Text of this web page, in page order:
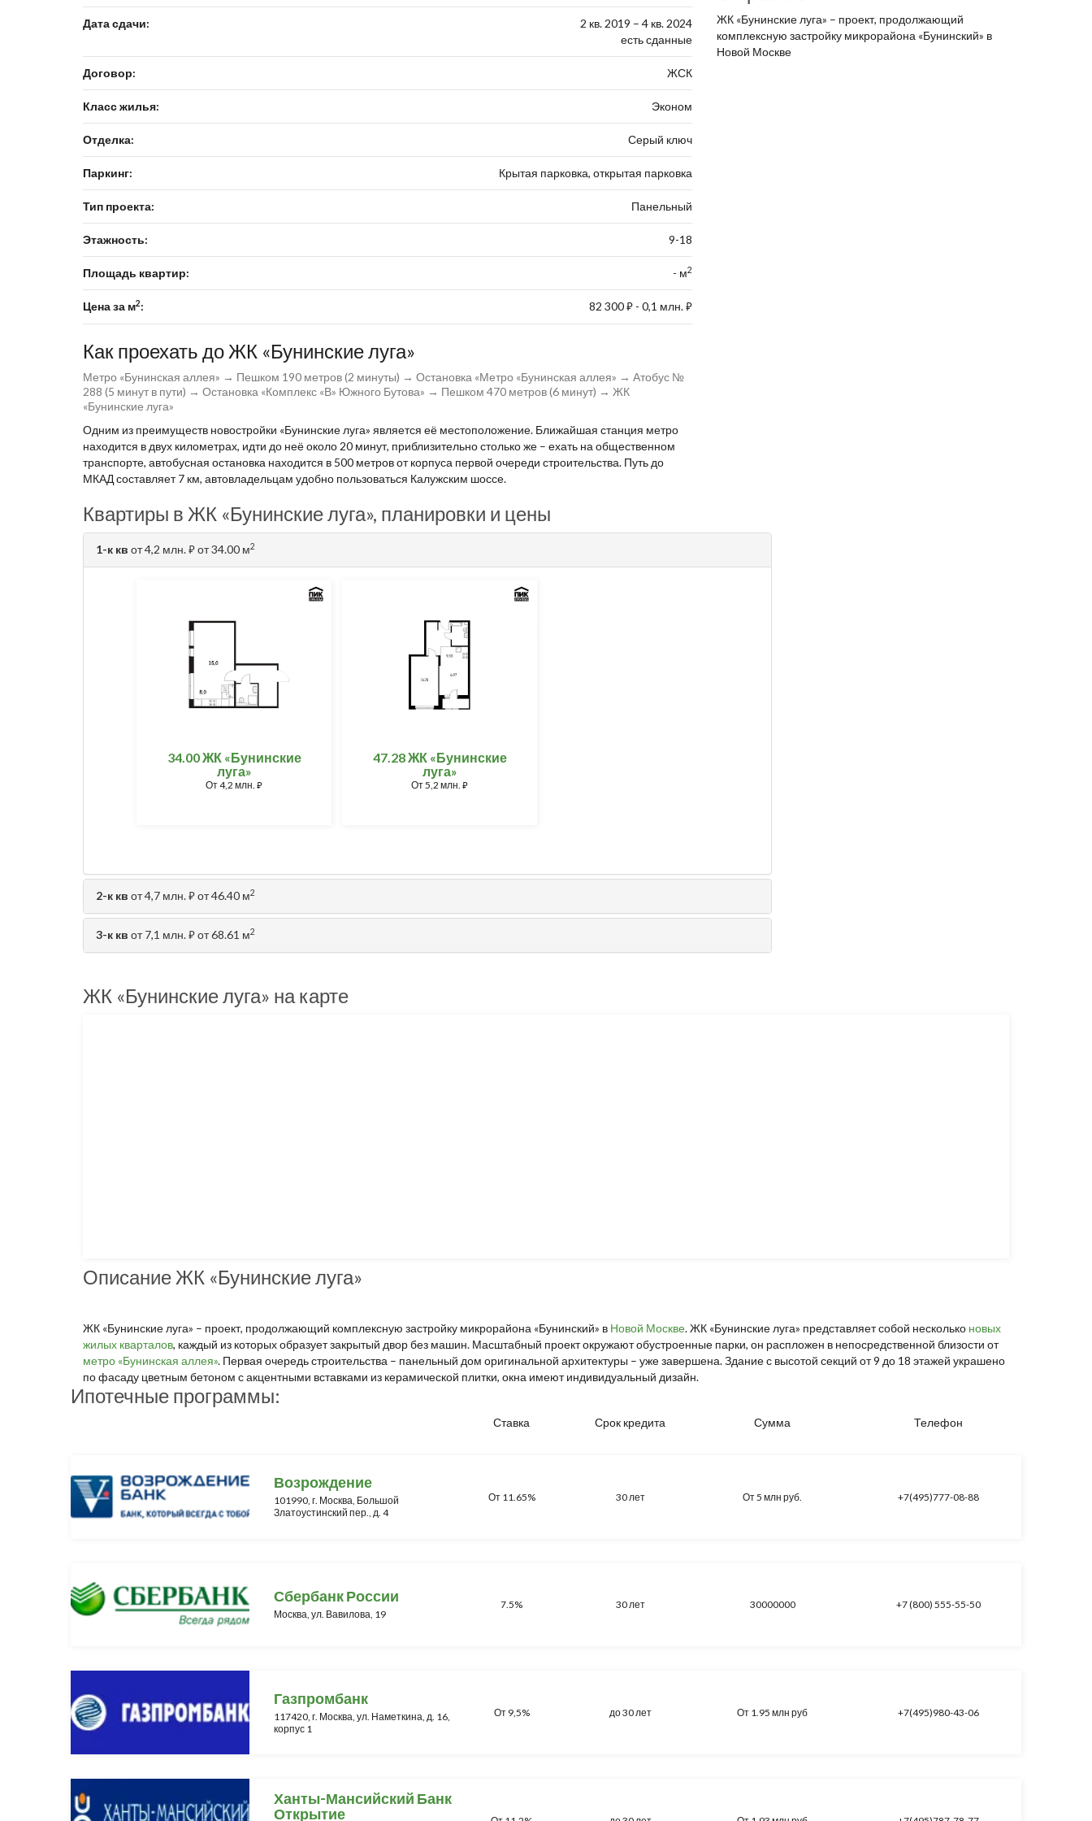
Дата сдачи:
2 кв. 2019 – 4 кв. 2024
есть сданные
Договор: ЖСК
Класс жилья: Эконом
Отделка: Серый ключ
Паркинг: Крытая парковка, открытая парковка
Тип проекта: Панельный
Этажность: 9-18
Площадь квартир: - м2
Цена за м2: 82 300⃏ - 0,1 млн.⃏
Как проехать до ЖК «Бунинские луга»
Метро «Бунинская аллея» → Пешком 190 метров (2 минуты) → Остановка «Метро «Бунинская аллея» → Атобус №
288 (5 минут в пути) → Остановка «Комплекс «В» Южного Бутова» → Пешком 470 метров (6 минут) → ЖК
«Бунинские луга»
Одним из преимуществ новостройки «Бунинские луга» является её местоположение. Ближайшая станция метро
находится в двух километрах, идти до неё около 20 минут, приблизительно столько же – ехать на общественном
транспорте, автобусная остановка находится в 500 метров от корпуса первой очереди строительства. Путь до
МКАД составляет 7 км, автовладельцам удобно пользоваться Калужским шоссе.
ЖК «Бунинские луга» – проект, продолжающий
комплексную застройку микрорайона «Бунинский» в
Новой Москве
Квартиры в ЖК «Бунинские луга», планировки и цены
1-к кв от 4,2 млн.⃏от 34.00 м2
34.00 ЖК «Бунинские
луга»
От4,2 млн. ⃏
47.28 ЖК «Бунинские
луга»
От5,2 млн. ⃏
2-к кв от 4,7 млн.⃏от 46.40 м2
3-к кв от 7,1 млн.⃏от 68.61 м2
ЖК «Бунинские луга» на карте
Описание ЖК «Бунинские луга»
ЖК «Бунинские луга» – проект, продолжающий комплексную застройку микрорайона «Бунинский» в Новой Москве. ЖК «Бунинские луга» представляет собой несколько новых
жилых кварталов, каждый из которых образует закрытый двор без машин. Масштабный проект окружают обустроенные парки, он распложен в непосредственной близости от
метро «Бунинская аллея». Первая очередь строительства – панельный дом оригинальной архитектуры – уже завершена. Здание с высотой секций от 9 до 18 этажей украшено
по фасаду цветным бетоном с акцентными вставками из керамической плитки, окна имеют индивидуальный дизайн.
Ипотечные программы:
Ставка Срок кредита Сумма Телефон
Возрождение
101990, г. Москва, Большой
Златоустинский пер., д. 4
От 11.65% 30 лет От 5 млн руб. +7(495)777-08-88
Сбербанк России
Москва, ул. Вавилова, 19
7.5% 30 лет 30000000 +7 (800) 555-55-50
Газпромбанк
117420, г. Москва, ул. Наметкина, д. 16,
корпус 1
От 9,5% до 30 лет От 1.95 млн руб +7(495)980-43-06
Ханты-Мансийский Банк
Открытие